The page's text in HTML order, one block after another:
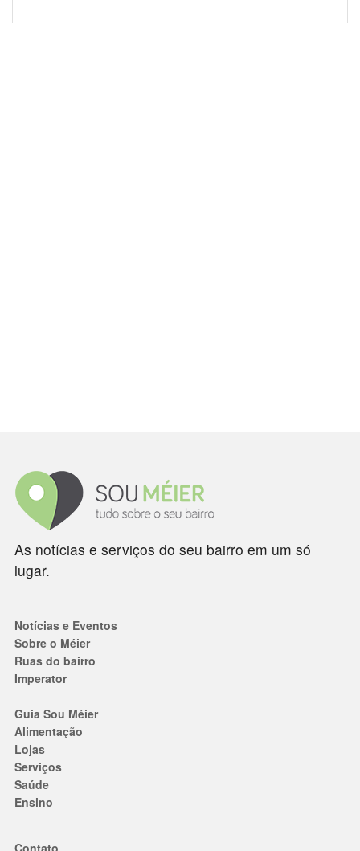
As notícias e serviços do seu bairro em um só
lugar.
Notícias e Eventos
Sobre o Méier
Ruas do bairro
Imperator
Guia Sou Méier
Alimentação
Lojas
Serviços
Saúde
Ensino
Contato